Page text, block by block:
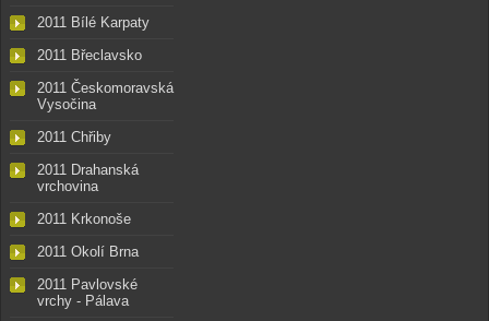
2011 Bílé Karpaty
2011 Břeclavsko
2011 Českomoravská
Vysočina
2011 Chřiby
2011 Drahanská
vrchovina
2011 Krkonoše
2011 Okolí Brna
2011 Pavlovské
vrchy - Pálava